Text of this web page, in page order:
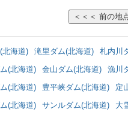
北海道) 滝里ダム(北海道) 札内川
(北海道)
金山ダム(北海道) 漁川
(北海道)
豊平峡ダム(北海道) 定
(北海道)
サンルダム(北海道) 大